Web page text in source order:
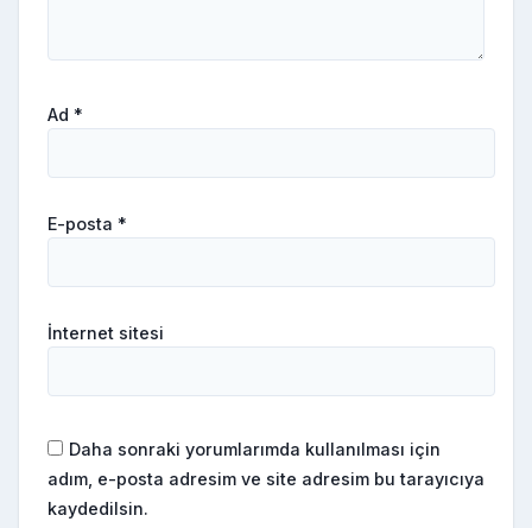
Ad *
E-posta *
İnternet sitesi
Daha sonraki yorumlarımda kullanılması için
adım, e-posta adresim ve site adresim bu tarayıcıya
kaydedilsin.